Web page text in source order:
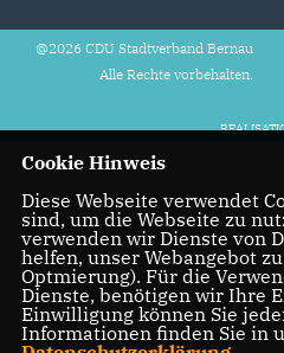
@2026 CDU Stadtverband Bernau
Alle Rechte vorbehalten.
Cookie Hinweis
Diese Webseite verwendet
sind, um die Webseite zu
verwenden wir Dienste von
helfen, unser Webangebot
Optmierung). Für die
Dienste, benötigen wir Ihre
Einwilligung können Sie
Informationen finden Sie in